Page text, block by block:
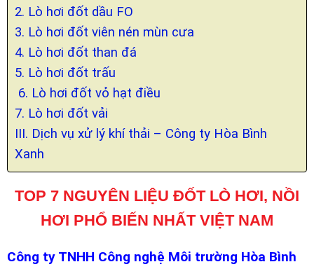
2. Lò hơi đốt dầu FO
3. Lò hơi đốt viên nén mùn cưa
4. Lò hơi đốt than đá
5. Lò hơi đốt trấu
6. Lò hơi đốt vỏ hạt điều
7. Lò hơi đốt vải
III. Dịch vụ xử lý khí thải – Công ty Hòa Bình
Xanh
TOP 7 NGUYÊN LIỆU ĐỐT LÒ HƠI, NỒI
HƠI PHỔ BIẾN NHẤT VIỆT NAM
Công ty TNHH Công nghệ Môi trường Hòa Bình